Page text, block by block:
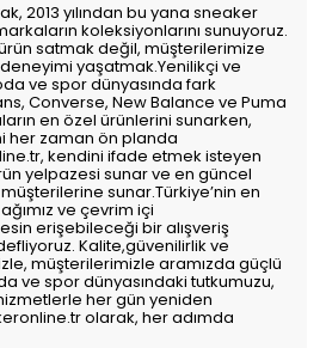
2013 yılından bu yana sneaker
koleksiyonlarını sunuyoruz.
satmak değil, müşterilerimize
yaşatmak.Yenilikçi ve
ve spor dünyasında fark
Converse, New Balance ve Puma
en özel ürünlerini sunarken,
her zaman ön planda
kendini ifade etmek isteyen
yelpazesi sunar ve en güncel
sunar.Türkiye’nin en
ve çevrim içi
erişebileceği bir alışveriş
Kalite,güvenilirlik ve
müşterilerimizle aramızda güçlü
ve spor dünyasındaki tutkumuzu,
her gün yeniden
olarak, her adımda